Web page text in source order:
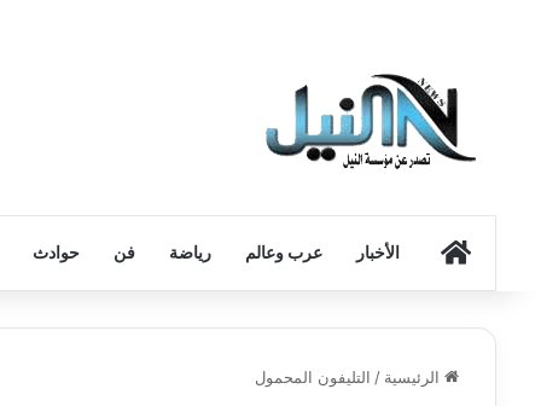
الرئيسيةالأخبار عرب وعالم رياضة فن حوادث
الرئيسية / التليفون المحمول